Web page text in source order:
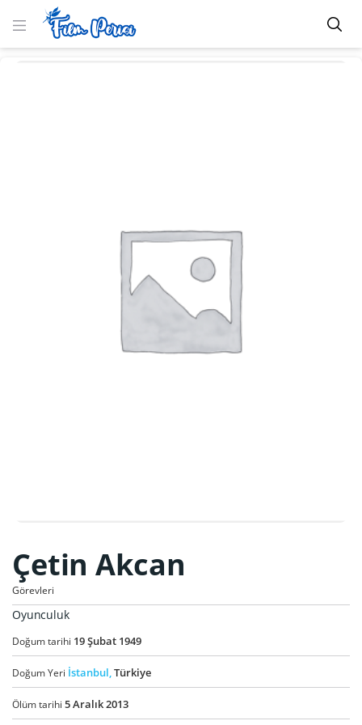
Çetin Akcan
Görevleri
Oyunculuk
Doğum tarihi 19Şubat 1949
Doğum Yeri İstanbul,Türkiye
Ölüm tarihi 5Aralık2013